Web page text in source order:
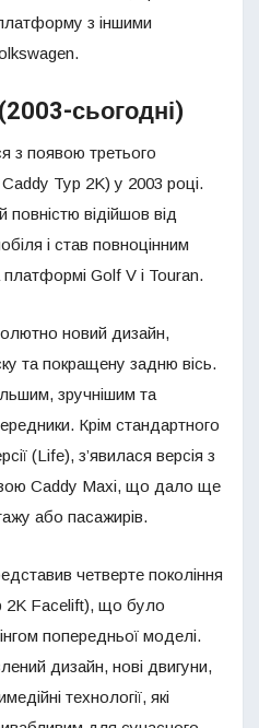
з іншими
сьогодні)
з появою третього
Typ 2K) у 2003 році.
відійшов від
і став повноцінним
Golf V і Touran.
новий дизайн,
та покращену задню вісь.
зручнішим та
Крім стандартного
(Life), з’явилася версія з
Caddy Maxi, що дало ще
або пасажирів.
четверте покоління
2K Facelift), що було
попередньої моделі.
дизайн, нові двигуни,
технології, які